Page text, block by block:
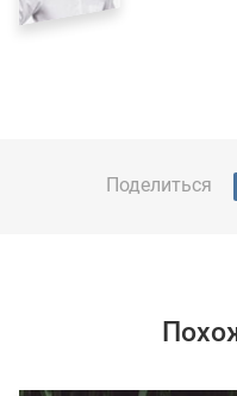
Поделиться